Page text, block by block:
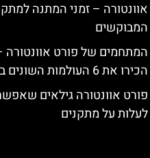
אוונטורה – זמני המתנה
המבוקשים
המתחמים של פורט אוונטורה
הכירו את 6 העולמות השונים בפארק
פורט אוונטורה גילאים
לעלות על מתקנים